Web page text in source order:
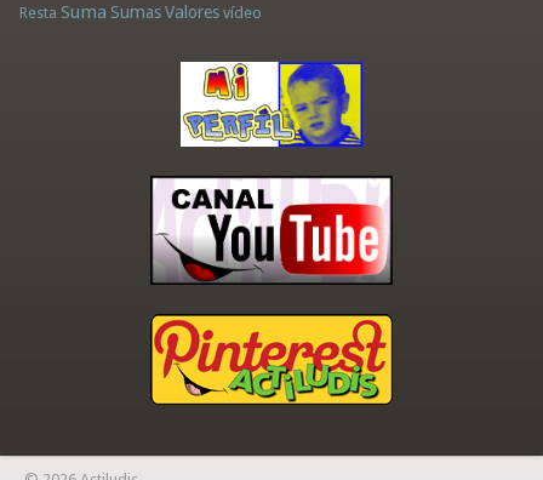
Resta Suma Sumas Valores vídeo